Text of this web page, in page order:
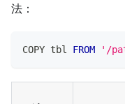
法：
COPY tbl FROM '/